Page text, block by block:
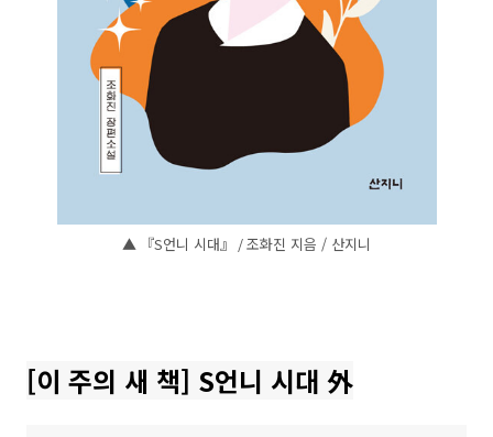
▲ 『S언니 시대』 / 조화진 지음 / 산지니
[이 주의 새 책] S언니 시대 外